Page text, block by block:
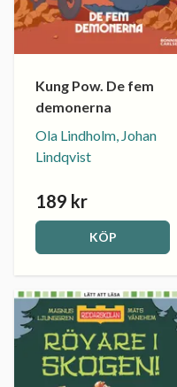
Kung Pow. De fem
demonerna
Ola Lindholm, Johan
Lindqvist
189 kr
KÖP